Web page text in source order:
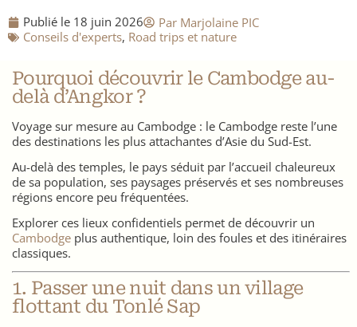
Publié le 18 juin 2026 Par Marjolaine PIC
​Conseils d'experts, ​Road trips et nature
Pourquoi découvrir le Cambodge au-
delà d’Angkor ?
Voyage sur mesure au Cambodge : le Cambodge reste l’une
des destinations les plus attachantes d’Asie du Sud-Est.
Au-delà des temples, le pays séduit par l’accueil chaleureux
de sa population, ses paysages préservés et ses nombreuses
régions encore peu fréquentées.
Explorer ces lieux confidentiels permet de découvrir un
Cambodge plus authentique, loin des foules et des itinéraires
classiques.
1. Passer une nuit dans un village
flottant du Tonlé Sap